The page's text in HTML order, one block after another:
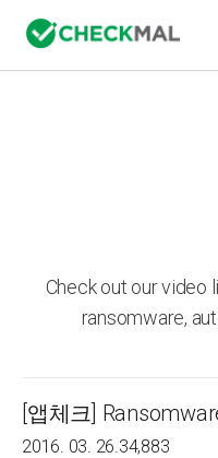
Check out our video
ransomware,
[앱체크]
2016. 03. 26.34,883